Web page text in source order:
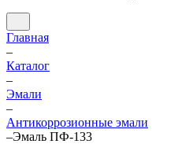
Главная
–
Каталог
–
Эмали
–
Антикоррозионные эмали
–Эмаль ПФ-133